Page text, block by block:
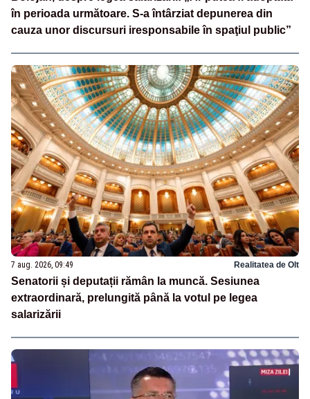
în perioada următoare. S-a întârziat depunerea din
cauza unor discursuri iresponsabile în spaţiul public”
7 aug. 2026, 09:49 Realitatea de Olt
Senatorii și deputații rămân la muncă. Sesiunea
extraordinară, prelungită până la votul pe legea
salarizării